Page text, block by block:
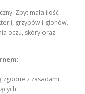
Zbyt mała ilość
grzybów i glonów.
oczu, skóry oraz
zgodne z zasadami